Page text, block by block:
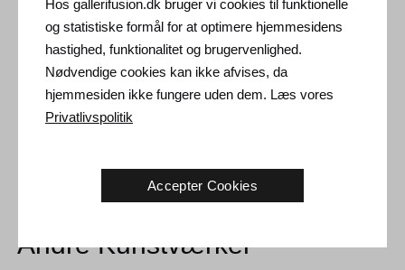
Leveringstid: 3-5 hverdage inden for Danmark.
Forsendelse: Salgsprisen er inklusiv levering. Læs
handelsbetingelser
Håndtering: Sendes sikkert og forsikret. Mere information
kontakt os
Andre Kunstværker
Hos gallerifusion.dk bruger vi cookies til funktionelle
og statistiske formål for at optimere hjemmesidens
hastighed, funktionalitet og brugervenlighed.
Nødvendige cookies kan ikke afvises, da
hjemmesiden ikke fungere uden dem. Læs vores
Privatlivspolitik
Accepter Cookies